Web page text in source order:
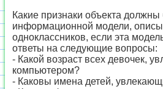
Какие признаки объекта
информационной модели,
одноклассников, если эта
ответы на следующие вопросы:
- Какой возраст всех девочек,
компьютером?
- Каковы имена детей,